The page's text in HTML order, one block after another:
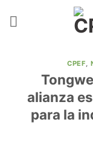
CPEF,
alianza
para la